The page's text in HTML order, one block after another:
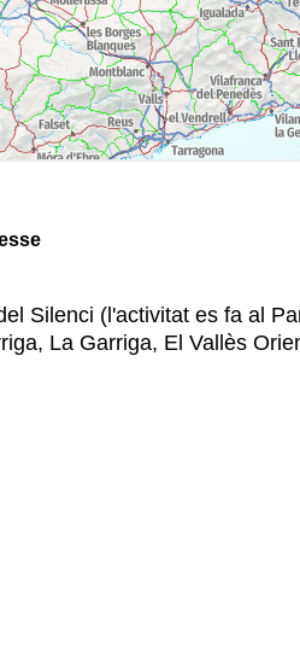
Silenci (l'activitat es fa al
La Garriga, El Vallès